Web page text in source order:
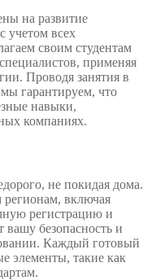
на развитие
учетом всех
своим студентам
применяя
Проводя занятия в
гарантируем, что
навыки,
компаниях.
не покидая дома.
регионам, включая
регистрацию и
вашу безопасность и
Каждый готовый
элементы, такие как